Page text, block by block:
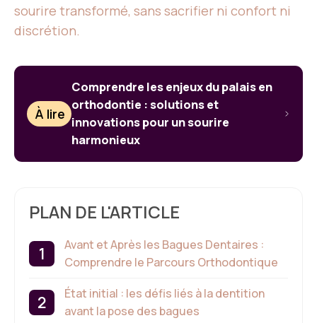
sourire transformé, sans sacrifier ni confort ni
discrétion.
À lire
Comprendre les enjeux du palais en
orthodontie : solutions et
innovations pour un sourire
harmonieux
PLAN DE L'ARTICLE
Avant et Après les Bagues Dentaires :
Comprendre le Parcours Orthodontique
État initial : les défis liés à la dentition
avant la pose des bagues